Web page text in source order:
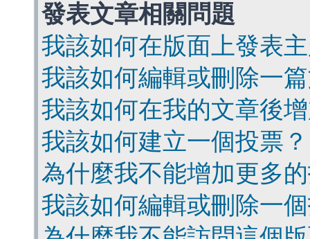
發表文章相關問題
我該如何在版面上發表
我該如何編輯或刪除一
我該如何在我的文章後
我該如何建立一個投票？
為什麼我不能增加更多
我該如何編輯或刪除一